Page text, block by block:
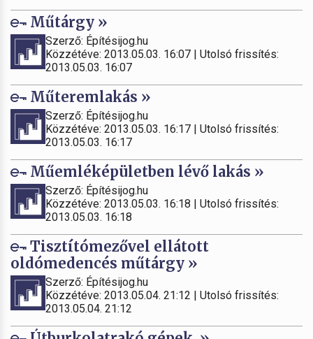
Műtárgy »
Szerző: Építésijog.hu
Közzétéve: 2013.05.03. 16:07 | Utolsó frissítés:
2013.05.03. 16:07
Műteremlakás »
Szerző: Építésijog.hu
Közzétéve: 2013.05.03. 16:17 | Utolsó frissítés:
2013.05.03. 16:17
Műemléképületben lévő lakás »
Szerző: Építésijog.hu
Közzétéve: 2013.05.03. 16:18 | Utolsó frissítés:
2013.05.03. 16:18
Tisztítómezővel ellátott
oldómedencés műtárgy »
Szerző: Építésijog.hu
Közzétéve: 2013.05.04. 21:12 | Utolsó frissítés:
2013.05.04. 21:12